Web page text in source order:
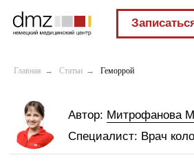
Записаться
Главная → Статьи → Геморрой
Мы в социальных
сетях:
22.12.2024